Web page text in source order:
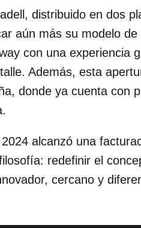
distribuido en dos
aún más su modelo
con una experiencia
Además, esta
donde ya cuenta con
alcanzó una
redefinir el
cercano y